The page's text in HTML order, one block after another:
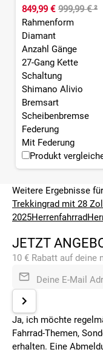
849,99 € 999,99 €²
Rahmenform
Diamant
Anzahl Gänge
27-Gang Kette
Schaltung
Shimano Alivio
Bremsart
Scheibenbremse
Federung
Mit Federung
Produkt
Weitere Ergebnisse
Trekkingrad mit 28 Zoll
2025Herrenfahrrad
JETZT
10 € Rabatt auf deine
Deine E-Mail
Ja, ich möchte
Fahrrad-Themen,
erhalten. Eine